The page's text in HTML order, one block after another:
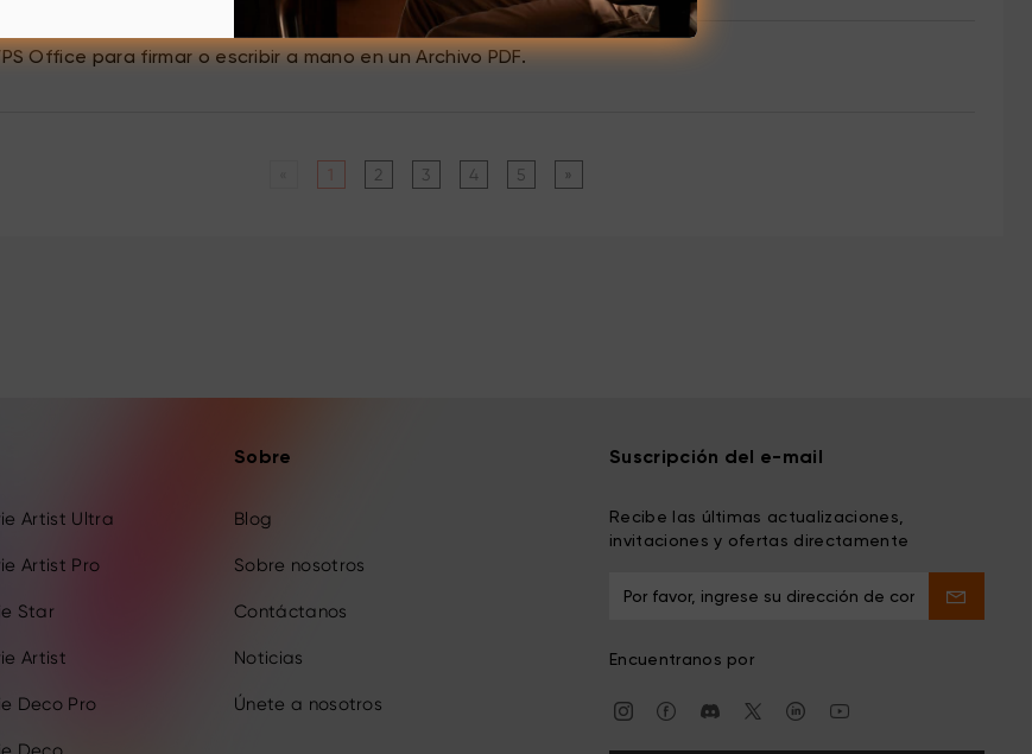
Office para firmar o escribir a mano en un Archivo PDF.
2 3 4 5 »
Artist Ultra
Artist Pro
Star
Artist
Deco Pro
Sobre
Blog
Sobre nosotros
Contáctanos
Noticias
Únete a nosotros
Suscripción del e-mail
Recibe las últimas actualizaciones,
invitaciones y ofertas directamente
Encuentranos por